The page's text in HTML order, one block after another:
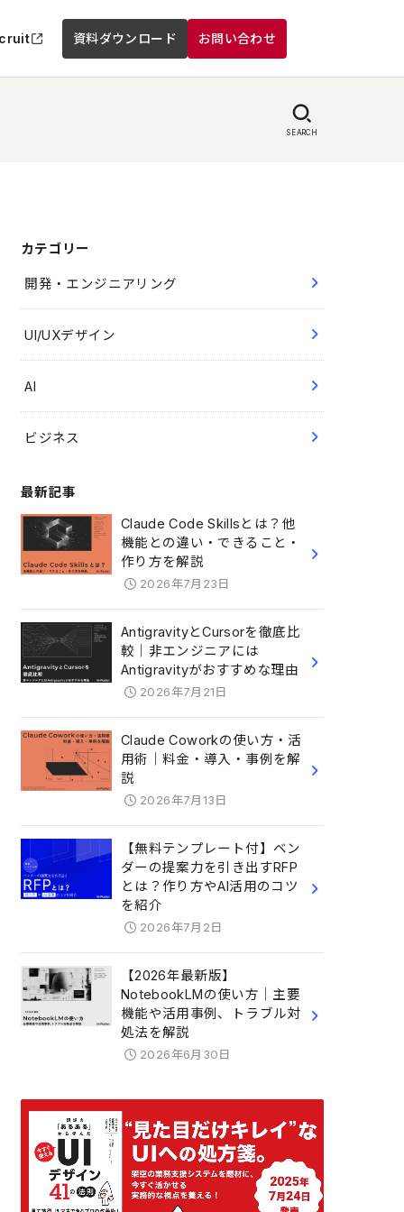
資料ダウンロード お問い合わせ
SEARCH
カテゴリー
開発・エンジニアリング
UI/UXデザイン
AI
ビジネス
最新記事
Claude Code Skillsとは？他
機能との違い・できること・
作り方を解説
2026年7月23日
AntigravityとCursorを徹底比
較｜非エンジニアには
Antigravityがおすすめな理由
2026年7月21日
Claude Coworkの使い方・活
用術｜料金・導入・事例を解
説
2026年7月13日
【無料テンプレート付】ベン
ダーの提案力を引き出すRFP
とは？作り方やAI活用のコツ
を紹介
2026年7月2日
【2026年最新版】
NotebookLMの使い方｜主要
機能や活用事例、トラブル対
処法を解説
2026年6月30日